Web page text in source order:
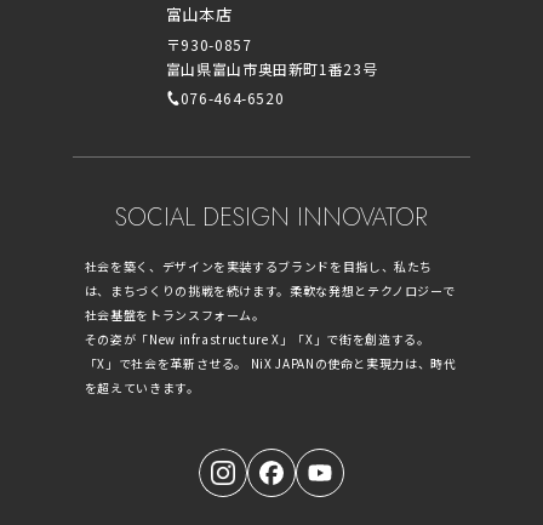
富山本店
〒930-0857
富山県富山市奥田新町1番23号
076-464-6520
SOCIAL DESIGN INNOVATOR
社会を築く、デザインを実装するブランドを目指し、私たち
は、まちづくりの挑戦を続けます。柔軟な発想とテクノロジーで
社会基盤をトランスフォーム。
その姿が「New infrastructure X」「X」で街を創造する。
「X」で社会を革新させる。 NiX JAPANの使命と実現力は、時代
を超えていきます。